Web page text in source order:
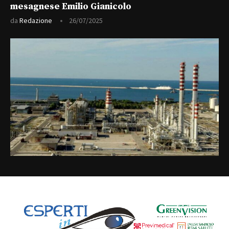
mesagnese Emilio Gianicolo
da Redazione 26/07/2025